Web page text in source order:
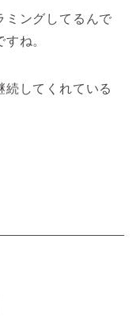
ングしてるんで
ね。
続してくれている